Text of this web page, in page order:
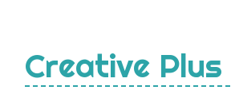
Creative Plus